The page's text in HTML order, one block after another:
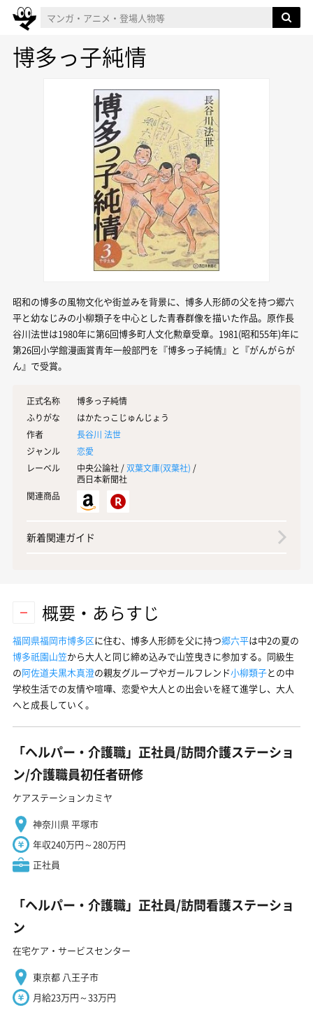
博多っ子純情
昭和の博多の風物文化や街並みを背景に、博多人形師の父を持つ郷六
平と幼なじみの小柳類子を中心とした青春群像を描いた作品。原作長
谷川法世は1980年に第6回博多町人文化勲章受章。1981(昭和55年)年に
第26回小学館漫画賞青年一般部門を『博多っ子純情』と『がんがらが
ん』で受賞。
正式名称
博多っ子純情
ふりがな
はかたっこじゅんじょう
作者
長谷川 法世
ジャンル
恋愛
レーベル
中央公論社 /双葉文庫(双葉社) /
西日本新聞社
関連商品
新着関連ガイド
概要・あらすじ
福岡県福岡市博多区に住む、博多人形師を父に持つ郷六平は中2の夏の
博多祇園山笠から大人と同じ締め込みで山笠曳きに参加する。同級生
の阿佐道夫黒木真澄の親友グループやガールフレンド小柳類子との中
学校生活での友情や喧嘩、恋愛や大人との出会いを経て進学し、大人
へと成長していく。
「ヘルパー・介護職」正社員/訪問介護ステーショ
ン/介護職員初任者研修
ケアステーションカミヤ
神奈川県 平塚市
年収240万円～280万円
正社員
「ヘルパー・介護職」正社員/訪問看護ステーショ
ン
在宅ケア・サービスセンター
東京都 八王子市
月給23万円～33万円